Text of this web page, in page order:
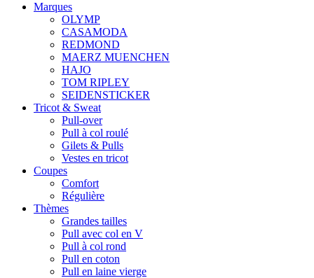
Marques
OLYMP
CASAMODA
REDMOND
MAERZ MUENCHEN
HAJO
TOM RIPLEY
SEIDENSTICKER
Tricot & Sweat
Pull-over
Pull à col roulé
Gilets & Pulls
Vestes en tricot
Coupes
Comfort
Régulière
Thèmes
Grandes tailles
Pull avec col en V
Pull à col rond
Pull en coton
Pull en laine vierge